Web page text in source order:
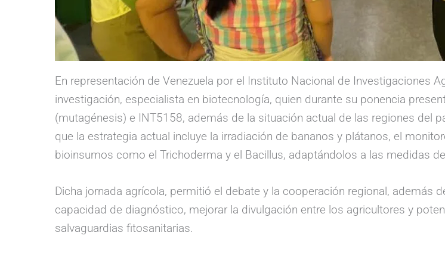
En representación de Venezuela por el Instituto Nacional de Investigaciones
investigación, especialista en biotecnología, quien durante su ponencia
(mutagénesis) e INT5158, además de la situación actual de las regiones del
que la estrategia actual incluye la irradiación de bananos y plátanos, el
bioinsumos como el Trichoderma y el Bacillus, adaptándolos a las medidas
Dicha jornada agrícola, permitió el debate y la cooperación regional, además
capacidad de diagnóstico, mejorar la divulgación entre los agricultores y
salvaguardias fitosanitarias.